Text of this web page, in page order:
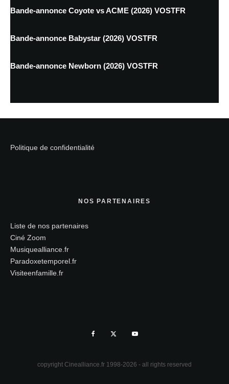
Bande-annonce Coyote vs ACME (2026) VOSTFR
Bande-annonce Babystar (2026) VOSTFR
Bande-annonce Newborn (2026) VOSTFR
Politique de confidentialité
NOS PARTENAIRES
Liste de nos partenaires
Ciné Zoom
Musiquealliance.fr
Paradoxetemporel.fr
Visiteenfamille.fr
copyright Cinealliance.fr 1998-2026 - all rights reserved